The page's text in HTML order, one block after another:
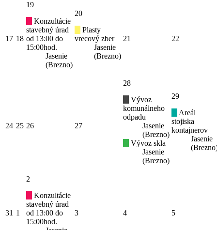
17 18
19
Konzultácie
stavebný úrad
od 13:00 do
15:00hod.
Jasenie
(Brezno)
20
Plasty
vrecový zber
Jasenie
(Brezno)
21 22
24 25 26 27
28
Vývoz
komunálneho
odpadu
Jasenie
(Brezno)
Vývoz skla
Jasenie
(Brezno)
29
Areál
stojiska
kontajnerov
Jasenie
31 1
2
Konzultácie
stavebný úrad
od 13:00 do
15:00hod.
3 4 5